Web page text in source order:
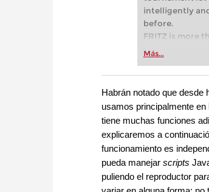
intelligently
before.
FRITZ is more
Whether
more
approach than
Más...
Habrán notado que desde
usamos principalmente
tiene muchas funciones
explicaremos a
funcionamiento es
pueda manejar scripts
puliendo el reproductor